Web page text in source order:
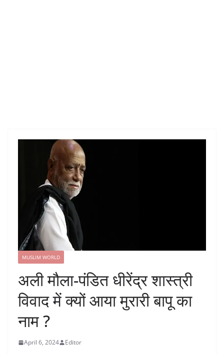
MUSLIM WORLD
अली मौला-पंडित धीरेंद्र शास्त्री
विवाद में क्यों आया मुरारी बापू का
नाम ?
April 6, 2024 Editor